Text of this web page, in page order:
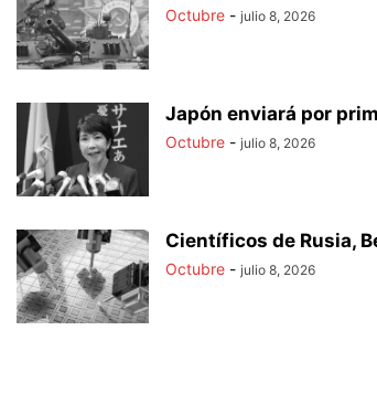
Octubre - julio 8, 2026
Japón enviará por
Octubre - julio 8, 2026
Científicos de Rusia,
Octubre - julio 8, 2026